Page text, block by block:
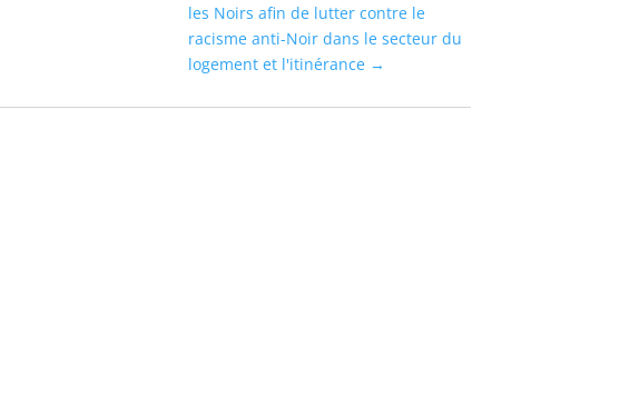
les Noirs afin de lutter contre le
racisme anti-Noir dans le secteur du
logement et l'itinérance→